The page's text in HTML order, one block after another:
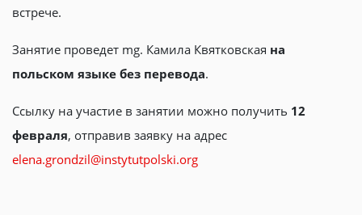
встрече.
Занятие проведет mg. Камила Квятковская на
польском языке без перевода.
Ссылку на участие в занятии можно получить 12
февраля, отправив заявку на адрес
elena.grondzil@instytutpolski.org